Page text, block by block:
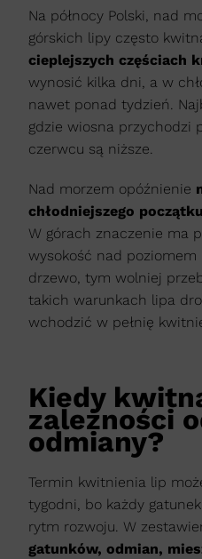
Na północy Polski, nad
górskich lipy często
cieplejszych częściach
wynosić kilka dni, a w
nawet ponad tydzień.
gdzie wiosna przychodzi
czerwcu są niższe.
Nad morzem opóźnienie
chłodniejszego
W górach znaczenie ma
wysokość nad
drzewo, tym wolniej
takich warunkach lipa
wchodzić w pełnię
Kiedy
zależności
odmiany?
Termin kwitnienia lip
tygodni, bo każdy
rytm rozwoju. W
gatunków, odmian,